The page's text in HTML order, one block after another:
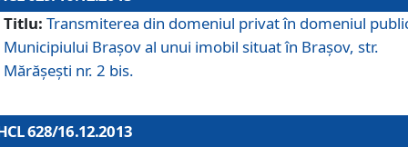
Titlu: Transmiterea din domeniul privat în domeniul
Municipiului Braşov al unui imobil situat în Braşov, str.
Mărăşeşti nr. 2 bis.
628/16.12.2013